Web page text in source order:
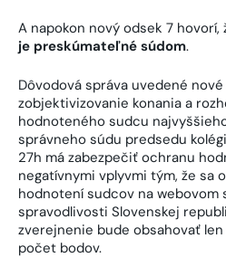
A napokon nový odsek 7 hovorí,
je preskúmateľné súdom.
Dôvodová správa uvedené
zobjektivizovanie konania a
hodnoteného sudcu
správneho súdu predsedu
27h má zabezpečiť ochranu
negatívnymi vplyvmi tým, že sa
hodnotení sudcov na webovom
spravodlivosti Slovenskej
zverejnenie bude obsahovať
počet bodov.